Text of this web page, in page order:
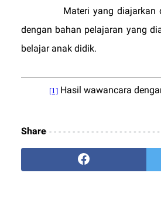
Materi yang diajarkan
dengan bahan pelajaran yang
belajar anak didik.
[1] Hasil wawancara
Share